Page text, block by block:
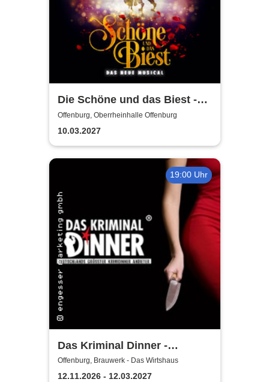
Die Schöne und das Biest -
Das neue Musical
Offenburg, Oberrheinhalle Offenburg
10.03.2027
19:00 Uhr
Das Kriminal Dinner -
Sherlock Holmes
Offenburg, Brauwerk - Das Wirtshaus
12.11.2026 - 12.03.2027